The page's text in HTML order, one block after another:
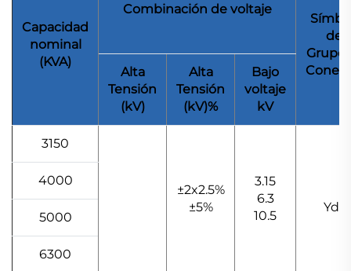
Capacidad
nominal
(KVA)
Combinación de voltaje
del
Grupo
Alta
Tensión
(kV)
Alta
Tensión
(kV)%
Bajo
voltaje
kV
3150
±2x2.5%
±5%
3.15
6.3
10.5
Yd11
4000
5000
6300